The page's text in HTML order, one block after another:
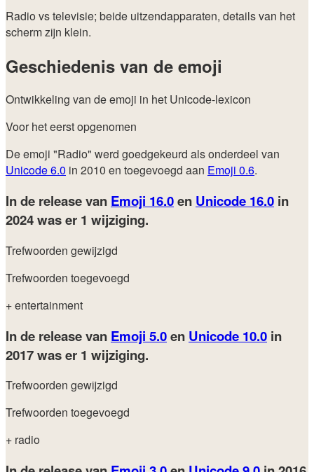
Radio vs televisie; beide uitzendapparaten, details van het
scherm zijn klein.
Geschiedenis van de emoji
Ontwikkeling van de emoji in het Unicode-lexicon
Voor het eerst opgenomen
De emoji "Radio" werd goedgekeurd als onderdeel van
Unicode 6.0 in 2010 en toegevoegd aan Emoji 0.6.
In de release van Emoji 16.0en Unicode 16.0 in
2024was er 1 wijziging.
Trefwoorden gewijzigd
Trefwoorden toegevoegd
+ entertainment
In de release van Emoji 5.0en Unicode 10.0 in
2017was er 1 wijziging.
Trefwoorden gewijzigd
Trefwoorden toegevoegd
+ radio